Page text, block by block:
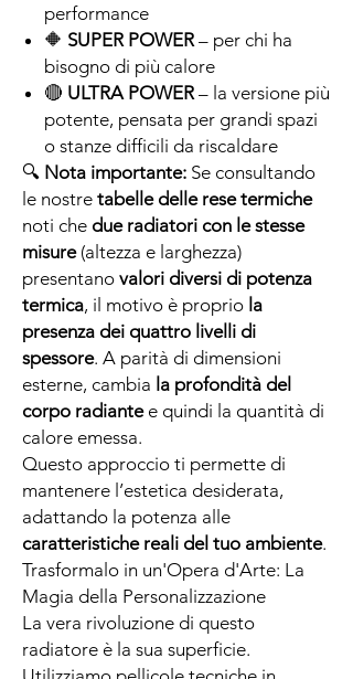
performance
🔶 SUPER POWER – per chi ha
bisogno di più calore
🔴 ULTRA POWER – la versione più
potente, pensata per grandi spazi
o stanze difficili da riscaldare
🔍 Nota importante: Se consultando
le nostre tabelle delle rese termiche
noti che due radiatori con le stesse
misure(altezza e larghezza)
presentano valori diversi di potenza
termica, il motivo è proprio la
presenza dei quattro livelli di
spessore. A parità di dimensioni
esterne, cambia la profondità del
corpo radiantee quindi la quantità di
calore emessa.
Questo approccio ti permette di
mantenere l’estetica desiderata,
adattando la potenza alle
caratteristiche reali del tuo ambiente.
Trasformalo in un'Opera d'Arte: La
Magia della Personalizzazione
La vera rivoluzione di questo
radiatore è la sua superficie.